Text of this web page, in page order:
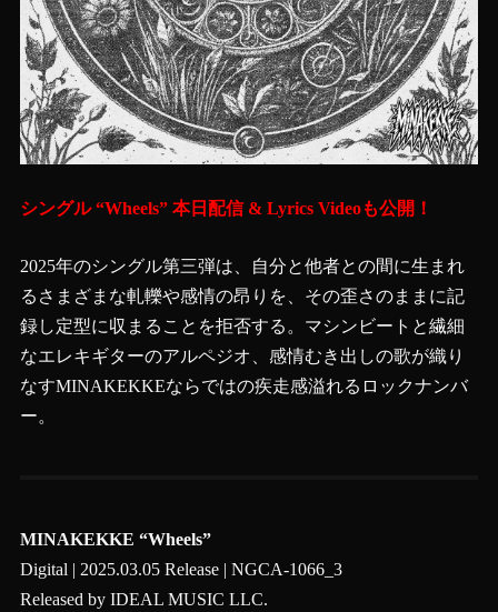
シングル “Wheels” 本日配信 & Lyrics Videoも公開！
2025年のシングル第三弾は、自分と他者との間に生まれ
るさまざまな軋轢や感情の昂りを、その歪さのままに記
録し定型に収まることを拒否する。マシンビートと繊細
なエレキギターのアルペジオ、感情むき出しの歌が織り
なすMINAKEKKEならではの疾走感溢れるロックナンバ
ー。
MINAKEKKE “Wheels”
Digital | 2025.03.05 Release | NGCA-1066_3
Released by IDEAL MUSIC LLC.